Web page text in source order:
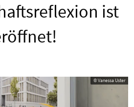
ist
© Vanessa Uster